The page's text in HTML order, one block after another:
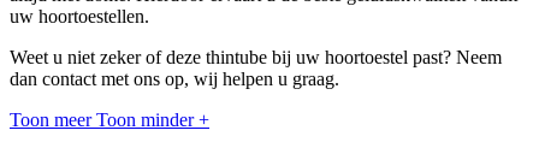
uw hoortoestellen.
Weet u niet zeker of deze thintube bij uw hoortoestel past? Neem
dan contact met ons op, wij helpen u graag.
Toon meer Toon minder +